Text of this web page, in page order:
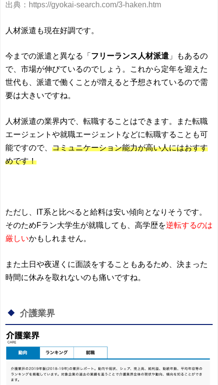
出典：https://gyokai-search.com/3-haken.htm
人材派遣も現在好調です。
今までの派遣と異なる「 フリーランス人材派遣 」もあるの
で、市場が伸びているのでしょう。これから定年を迎えた
世代も、派遣で働くことが増えると予想されているので需
要は大きいですね。
人材派遣の業界内で、転職することはできます。また転職
エージェントや就職エージェントなどに転職することも可
能ですので、 コミュニケーション能力が高い人にはおすす
めです！
ただし、IT系と比べると給料は安い傾向となりそうです。
そのためFラン大学生が就職しても、高学歴を逆転するのは
厳しいかもしれません。
また土日や夜遅くに面談をすることもあるため、決まった
時間に休みを取れないのも痛いですね。
介護業界